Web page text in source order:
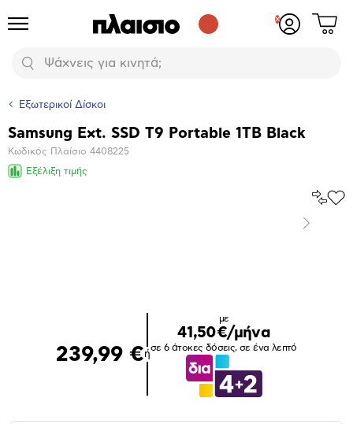
Προϊόντα
Αναζήτηση
Δες
Εξωτερικοί Δίσκοι
Βασικά
χαρακτηριστικά
Samsung Ext. SSD T9 Portable 1TB Black
Κωδικός Πλαίσιο 4408225
Εξέλιξη τιμής
Επόμενο
239,99 €ή
με
41,50€/μήνα
σε 6 άτοκες δόσεις, σε ένα λεπτό